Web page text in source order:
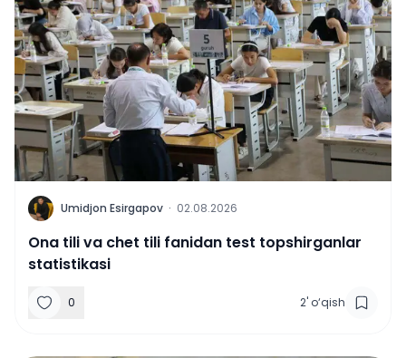
U Umidjon Esirgapov · 02.08.2026
Ona tili va chet tili fanidan test topshirganlar
statistikasi
0 2' o‘qish